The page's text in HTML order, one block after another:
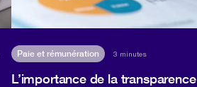
Paie et rémunération 3 minutes
L’importance de la transparence